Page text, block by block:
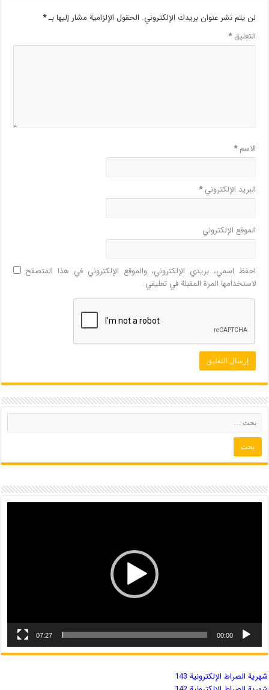
لن يتم نشر عنوان بريدك الإلكتروني. الحقول الإلزامية مشار إليها بـ*
التعليق*
الاسم*
البريد الإلكتروني*
الموقع الإلكتروني
احفظ اسمي، بريدي الإلكتروني، والموقع الإلكتروني في هذا المتصفح
لاستخدامها المرة المقبلة في تعليقي.
00:00
07:27
شهریة الصراط الإلكترونية 143